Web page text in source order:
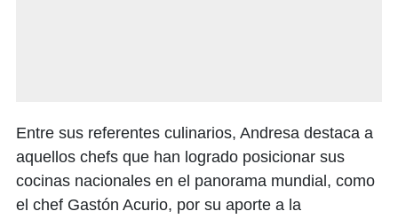
Entre sus referentes culinarios, Andresa destaca a
aquellos chefs que han logrado posicionar sus
cocinas nacionales en el panorama mundial, como
el chef Gastón Acurio, por su aporte a la